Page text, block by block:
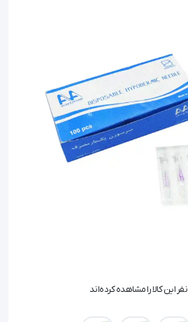
نفر این کالا را مشاهده کرده‌اند